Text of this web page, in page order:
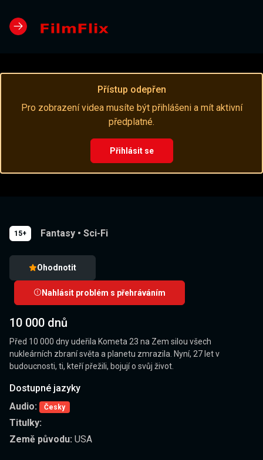
Přístup odepřen
Pro zobrazení videa musíte být přihlášeni a mít aktivní
předplatné.
Přihlásit se
15+ Fantasy • Sci-Fi
Ohodnotit
Nahlásit problém s přehráváním
10 000 dnů
Před 10 000 dny udeřila Kometa 23 na Zem silou všech
nukleárních zbraní světa a planetu zmrazila. Nyní, 27 let v
budoucnosti, ti, kteří přežili, bojují o svůj život.
Dostupné jazyky
Audio:
Česky
Titulky:
Země původu: USA